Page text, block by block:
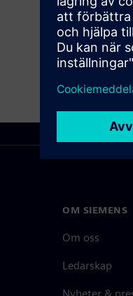
OM SIEMENS
Om oss
Ledarskap